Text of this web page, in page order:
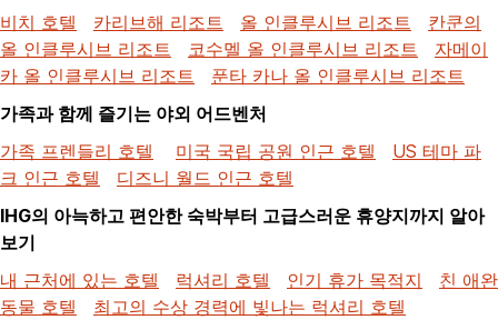
비치 호텔
카리브해 리조트 올 인클루시브 리조트
칸쿤의
올 인클루시브 리조트
코수멜 올 인클루시브 리조트
자메이
카 올 인클루시브 리조트
푼타 카나 올 인클루시브 리조트
가족과 함께 즐기는 야외 어드벤처
가족 프렌들리 호텔
미국 국립 공원 인근 호텔
US 테마 파
크 인근 호텔
디즈니 월드 인근 호텔
IHG의 아늑하고 편안한 숙박부터 고급스러운 휴양지까지 알아
보기
내 근처에 있는 호텔
럭셔리 호텔 인기 휴가 목적지
친 애완
동물 호텔
최고의 수상 경력에 빛나는 럭셔리 호텔